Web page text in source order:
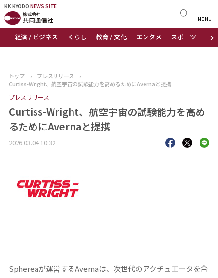
KK KYODO NEWS SITE
›
経済 / ビジネス くらし 教育 / 文化 エンタメ スポーツ 地域
MENU
KK KYODONEWS SITE
トップページ
ニュース
おすすめコンテンツ
出版物
トップ › プレスリリース
›
Curtiss-Wright、航空宇宙の試験能力を高めるためにAvernaと提携
プレスリリース
Curtiss-Wright、航空宇宙の試験能力を高め
るためにAvernaと提携
2026.03.04 10:32
Sphereaが運営するAvernaは、次世代のアクチュエータを合